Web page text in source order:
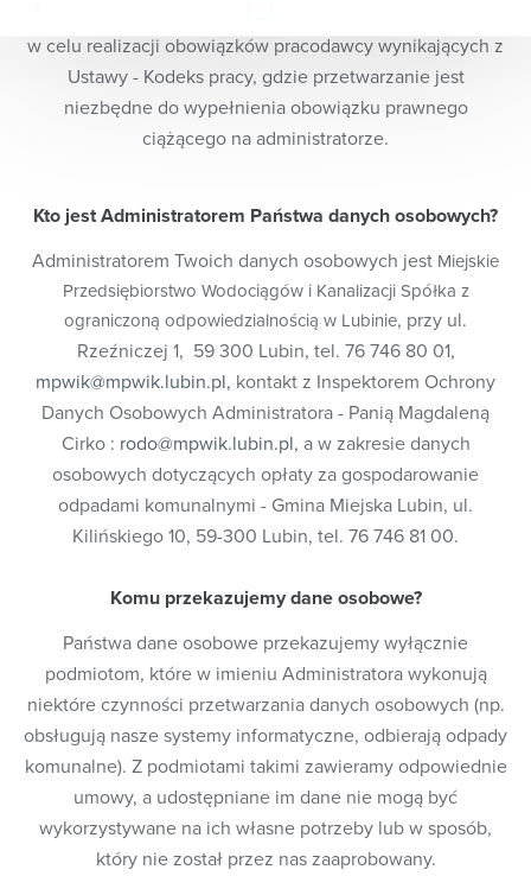
w celu realizacji obowiązków pracodawcy wynikających z
Ustawy - Kodeks pracy, gdzie przetwarzanie jest
niezbędne do wypełnienia obowiązku prawnego
ciążącego na administratorze.
Kto jest Administratorem Państwa danych osobowych?
Administratorem Twoich danych osobowych jest Miejskie
Przedsiębiorstwo Wodociągów i Kanalizacji Spółka z
ograniczoną odpowiedzialnością w Lubinie, przy ul.
Rzeźniczej 1, 59 300 Lubin, tel. 76 746 80 01,
mpwik@mpwik.lubin.pl, kontakt z Inspektorem Ochrony
Danych Osobowych Administratora - Panią Magdaleną
Cirko : rodo@mpwik.lubin.pl, a w zakresie danych
osobowych dotyczących opłaty za gospodarowanie
odpadami komunalnymi - Gmina Miejska Lubin, ul.
Kilińskiego 10, 59-300 Lubin, tel. 76 746 81 00.
Komu przekazujemy dane osobowe?
Państwa dane osobowe przekazujemy wyłącznie
podmiotom, które w imieniu Administratora wykonują
niektóre czynności przetwarzania danych osobowych (np.
obsługują nasze systemy informatyczne, odbierają odpady
komunalne). Z podmiotami takimi zawieramy odpowiednie
umowy, a udostępniane im dane nie mogą być
wykorzystywane na ich własne potrzeby lub w sposób,
który nie został przez nas zaaprobowany.
następować:
w celu wykonania umowy lub podjęcia działań na
Państwa żądanie przed zawarciem umowy, np. umowy
dotyczącej zaopatrzenia w wodę i odprowadzania
ścieków;
wodę i zbiorowe odprowadzanie ścieków oraz
nieruchomości;
w celu sprawowania przez nas kompetencji organu
właściwego w sprawach opłaty za gospodarowanie
odpadami komunalnymi;
w celu zapewnienia bezpieczeństwa, ochrony mienia i
właściwej organizacji pracy oraz właściwej obsługi
klientów w ramach prawnie uzasadnionych interesów
realizowanych przez administratora; w tym celu
prowadzony jest min. monitoring rozmów
telefonicznych (w tym poprzez ich nagrywanie), a na
monitoring wizyjny, obejmujący min. utrwalanie
na podstawie dobrowolnej zgody przez Państwa
rekrutacji pracowników, realizacji działań
edukacyjnych prowadzonych przez Administratora z
zakresu prawidłowej segregacji odpadów
w celu realizacji obowiązków obciążających
Administratora, związanych z przepisami prawa
podatkowego (np. wystawiania faktur),
rozpoznawaniem skarg i reklamacji;
w celu realizacji obowiązków pracodawcy
wynikających z Ustawy - Kodeks pracy, gdzie